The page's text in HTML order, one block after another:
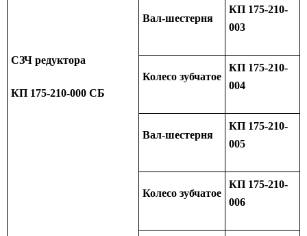
СЗЧ редуктора
КП 175-210-000 СБ
Вал-шестерня
КП 175-210-
003
Колесо зубчатое
КП 175-210-
004
Вал-шестерня
КП 175-210-
005
Колесо зубчатое
КП 175-210-
006